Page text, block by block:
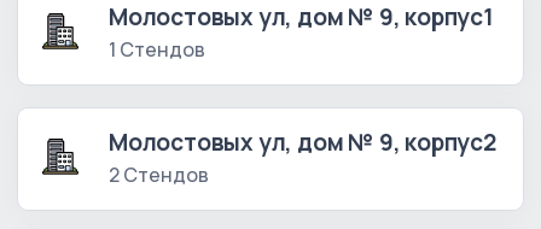
Молостовых ул, дом № 9, корпус1
1 Стендов
Молостовых ул, дом № 9, корпус2
2 Стендов